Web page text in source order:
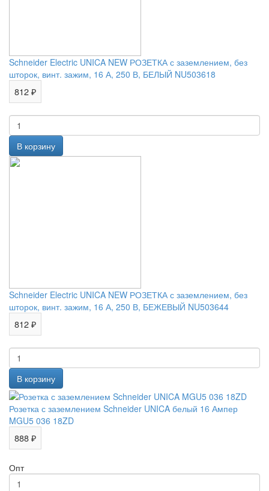
Schneider Electric UNICA NEW РОЗЕТКА с заземлением, без
шторок, винт. зажим, 16 А, 250 В, БЕЛЫЙ NU503618
812 ₽
Schneider Electric UNICA NEW РОЗЕТКА с заземлением, без
шторок, винт. зажим, 16 А, 250 В, БЕЖЕВЫЙ NU503644
812 ₽
Розетка с заземлением Schneider UNICA белый 16 Ампер
MGU5 036 18ZD
888 ₽
Опт